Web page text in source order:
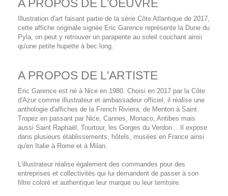
A PROPOS DE L'OEUVRE
Illustration d'art faisant partie de la série Côte Atlantique de 2017,
cette affiche originale signée Eric Garence représente la Dune du
Pyla, on peut y retrouver un parapente au soleil couchant ainsi
qu'une petite hupette à bec long.
A PROPOS DE L'ARTISTE
Eric Garence est né à Nice en 1980. Choisi en 2017 par la Côte
d'Azur comme illustrateur et ambassadeur officiel, il réalise une
anthologie d'affiches de la French Riviera, de Menton à Saint
Tropez en passant par Nice, Cannes, Monaco, Antibes mais
aussi Saint Raphaël, Tourtour, les Gorges du Verdon... Il expose
dans plusieurs établissements, hôtels, musées en France ainsi
qu'en Italie à Rome et à Milan.
L'illustrateur réalise également des commandes pour des
entreprises et collectivités qui lui demandent de passer à son
filtre coloré et authentique leur marque ou leur territoire.